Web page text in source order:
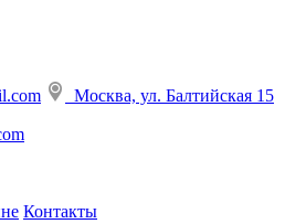
Москва, ул. Балтийская 15
Контакты